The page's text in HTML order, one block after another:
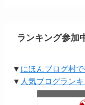
ランキング参加
▼ にほんブログ村
▼ 人気ブログラン